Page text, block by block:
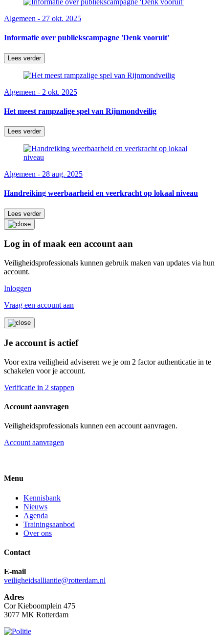
Algemeen - 27 okt. 2025
Informatie over publiekscampagne 'Denk vooruit'
Lees verder
Algemeen - 2 okt. 2025
Het meest rampzalige spel van Rijnmondveilig
Lees verder
Algemeen - 28 aug. 2025
Handreiking weerbaarheid en veerkracht op lokaal niveau
Lees verder
Log in of maak een account aan
Veiligheidsprofessionals kunnen gebruik maken van updates via hun
account.
Inloggen
Vraag een account aan
Je account is actief
Voor extra veiligheid adviseren we je om 2 factor authenticatie in te
schakelen voor je account.
Verificatie in 2 stappen
Account aanvragen
Veiligheidsprofessionals kunnen een account aanvragen.
Account aanvragen
Menu
Kennisbank
Nieuws
Agenda
Trainingsaanbod
Over ons
Contact
E-mail
veiligheidsalliantie@rotterdam.nl
Adres
Cor Kieboomplein 475
3077 MK Rotterdam